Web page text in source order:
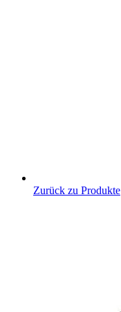
Zurück zu Produkte